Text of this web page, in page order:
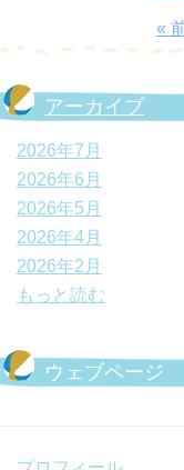
«
アーカイブ
2026年7月
2026年6月
2026年5月
2026年4月
2026年2月
もっと読む
ウェブページ